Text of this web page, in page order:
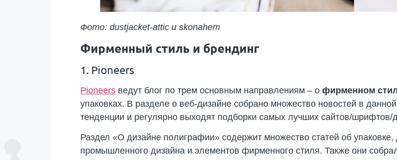
Фото: dustjacket-attic и skonahem
Фирменный стиль и брендинг
1. Pioneers
Pioneers ведут блог по трем основным направлениям – о фирменном
упаковках. В разделе о веб-дизайне собрано множество новостей в
тенденции и регулярно выходят подборки самых лучших сайтов/шрифтов/
Раздел «О дизайне полиграфии» содержит множество статей об упаковке,
промышленного дизайна и элементов фирменного стиля. Также они